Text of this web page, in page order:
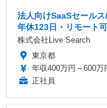
法人向けSaaSセール
年休123日・リモート可
株式会社Live Search
東京都
年収400万円～600万
正社員